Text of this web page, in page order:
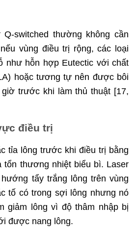
switched thường không cần
vùng điều trị rộng, các loại
như hỗn hợp Eutectic với chất
hoặc tương tự nên được bôi
trước khi làm thủ thuật [17,
điều trị
tỉa lông trước khi điều trị bằng
tổn thương nhiệt biểu bì. Laser
tẩy trắng lông trên vùng
tố có trong sợi lông nhưng nó
giảm lông vì độ thâm nhập bị
được nang lông.